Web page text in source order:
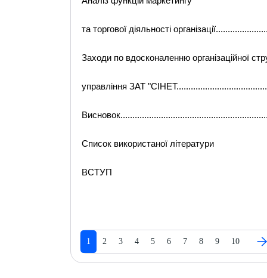
та торгової діяльності
Заходи по вдосконаленню організаційної
управління ЗАТ
Список використаної літератури
ВСТУП
1 2 3 4 5 6 7 8 9 10